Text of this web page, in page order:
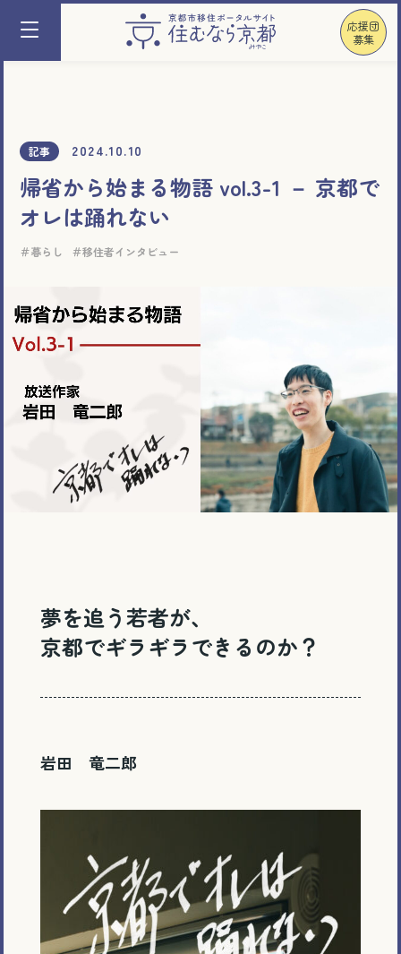
応援団
募集
記事 2024.10.10
帰省から始まる物語 vol.3-1 － 京都で
オレは踊れない
暮らし 移住者インタビュー
夢を追う若者が、
京都でギラギラできるのか？
岩田 竜二郎